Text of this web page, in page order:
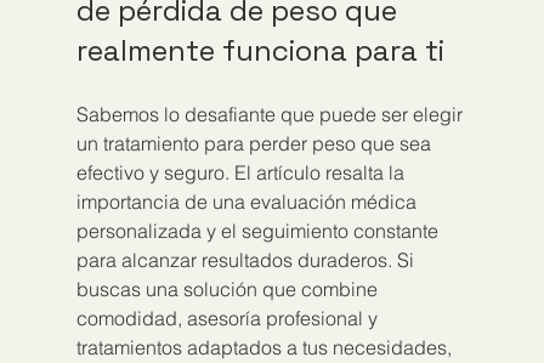
de pérdida de peso que
realmente funciona para ti
Sabemos lo desafiante que puede ser elegir
un tratamiento para perder peso que sea
efectivo y seguro. El artículo resalta la
importancia de una evaluación médica
personalizada y el seguimiento constante
para alcanzar resultados duraderos. Si
buscas una solución que combine
comodidad, asesoría profesional y
tratamientos adaptados a tus necesidades,